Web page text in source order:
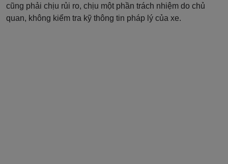
cũng phải chịu rủi ro, chịu một phần trách nhiệm do chủ
quan, không kiểm tra kỹ thông tin pháp lý của xe.